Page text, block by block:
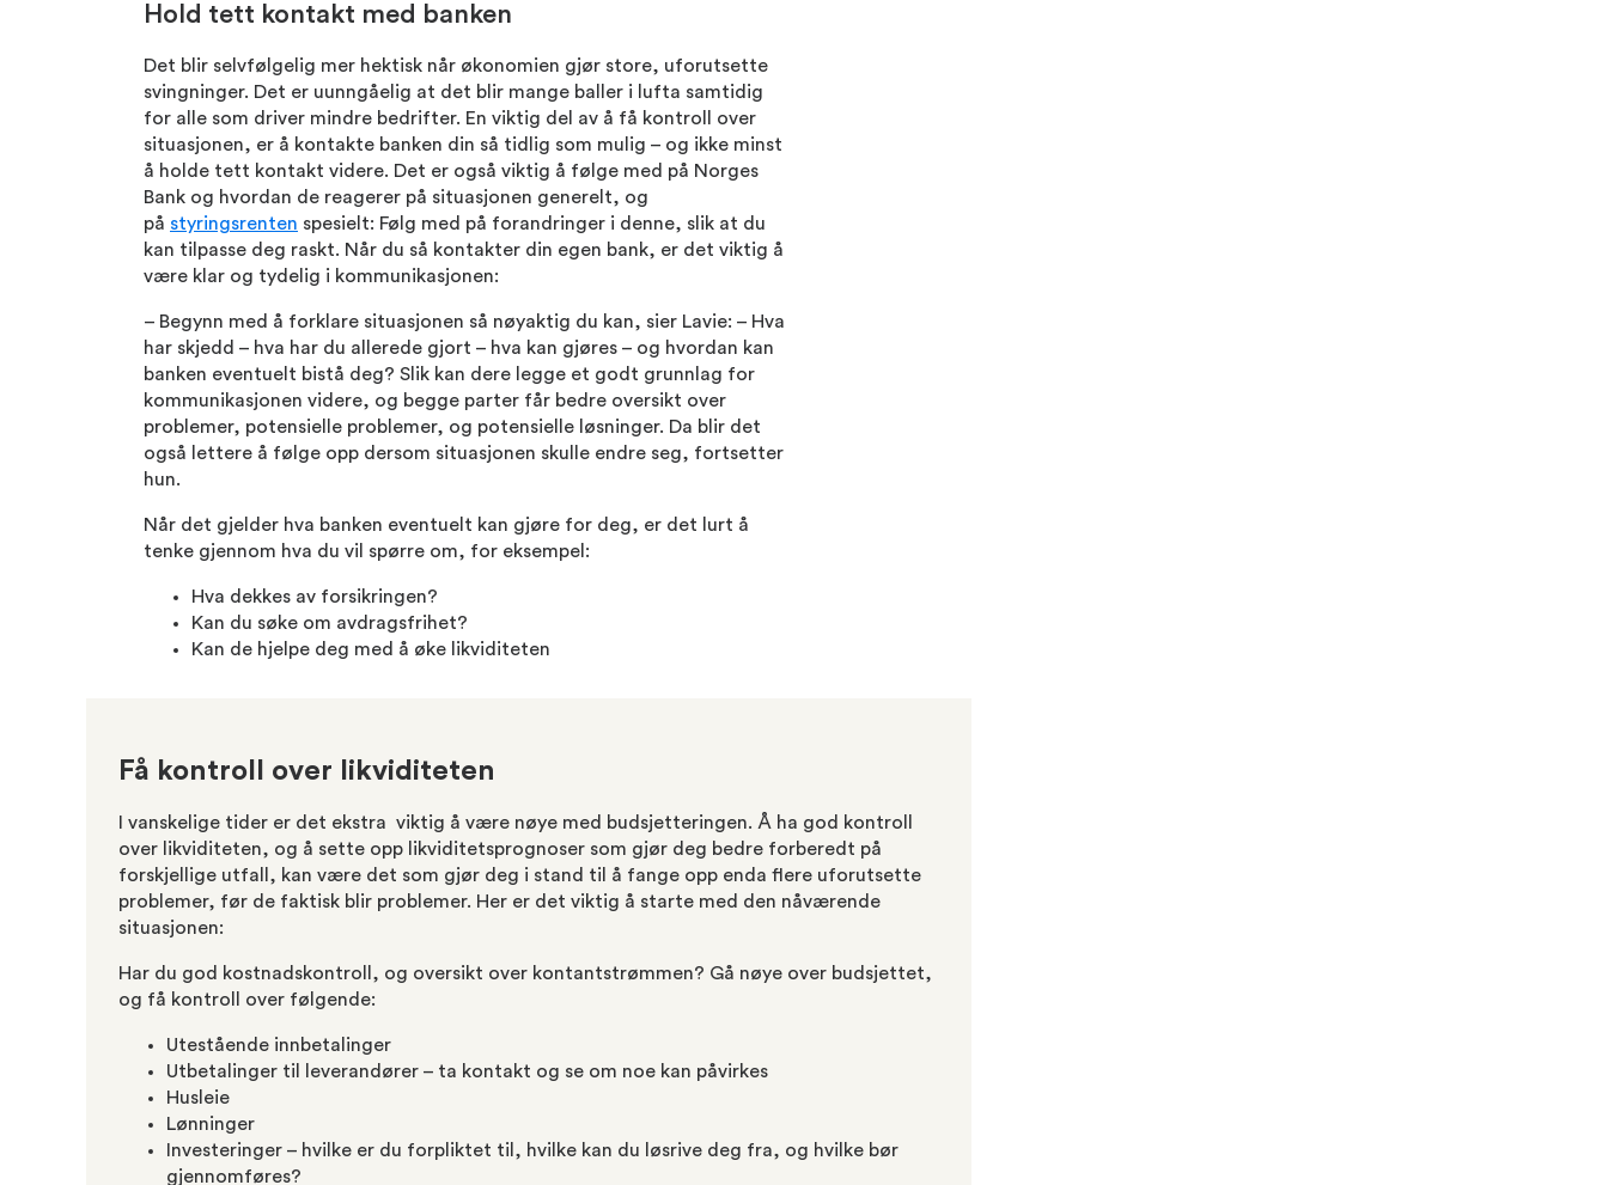
Hold tett kontakt med banken
Det blir selvfølgelig mer hektisk når økonomien gjør store, uforutsette
svingninger. Det er uunngåelig at det blir mange baller i lufta samtidig
for alle som driver mindre bedrifter. En viktig del av å få kontroll over
situasjonen, er å kontakte banken din så tidlig som mulig – og ikke minst
å holde tett kontakt videre. Det er også viktig å følge med på Norges
Bank og hvordan de reagerer på situasjonen generelt, og
på styringsrenten spesielt: Følg med på forandringer i denne, slik at du
kan tilpasse deg raskt. Når du så kontakter din egen bank, er det viktig å
være klar og tydelig i kommunikasjonen:
– Begynn med å forklare situasjonen så nøyaktig du kan, sier Lavie: – Hva
har skjedd – hva har du allerede gjort – hva kan gjøres – og hvordan kan
banken eventuelt bistå deg? Slik kan dere legge et godt grunnlag for
kommunikasjonen videre, og begge parter får bedre oversikt over
problemer, potensielle problemer, og potensielle løsninger. Da blir det
også lettere å følge opp dersom situasjonen skulle endre seg, fortsetter
hun.
Når det gjelder hva banken eventuelt kan gjøre for deg, er det lurt å
tenke gjennom hva du vil spørre om, for eksempel:
Hva dekkes av forsikringen?
Kan du søke om avdragsfrihet?
Kan de hjelpe deg med å øke likviditeten
Få kontroll over likviditeten
I vanskelige tider er det ekstra viktig å være nøye med budsjetteringen. Å ha god kontroll
over likviditeten, og å sette opp likviditetsprognoser som gjør deg bedre forberedt på
forskjellige utfall, kan være det som gjør deg i stand til å fange opp enda flere uforutsette
problemer, før de faktisk blir problemer. Her er det viktig å starte med den nåværende
situasjonen:
Har du god kostnadskontroll, og oversikt over kontantstrømmen? Gå nøye over budsjettet,
og få kontroll over følgende:
Utestående innbetalinger
Utbetalinger til leverandører – ta kontakt og se om noe kan påvirkes
Husleie
Lønninger
Investeringer – hvilke er du forpliktet til, hvilke kan du løsrive deg fra, og hvilke bør
gjennomføres?